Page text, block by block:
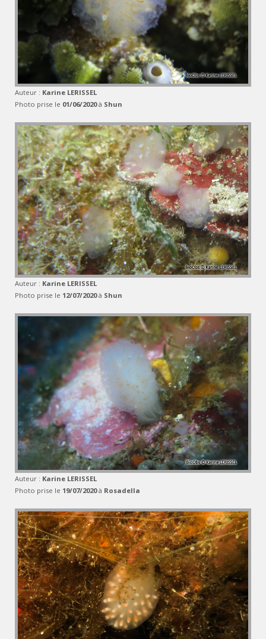
Auteur : Karine LERISSEL
Photo prise le 01/06/2020à Shun
Auteur : Karine LERISSEL
Photo prise le 12/07/2020à Shun
Auteur : Karine LERISSEL
Photo prise le 19/07/2020à Rosadella